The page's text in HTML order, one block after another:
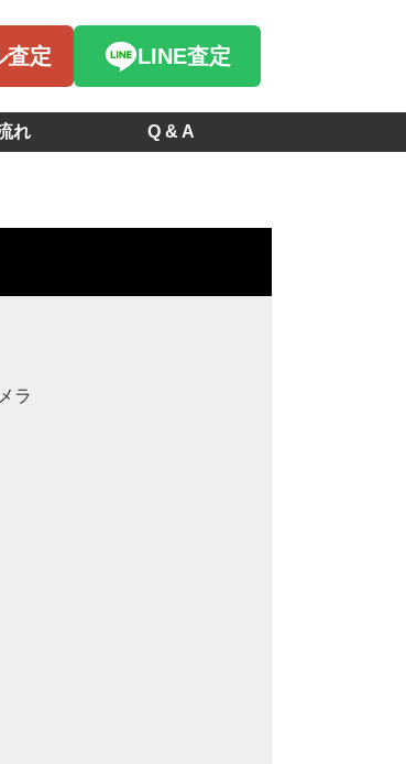
査定 LINE査定
れ Q & A
ラ